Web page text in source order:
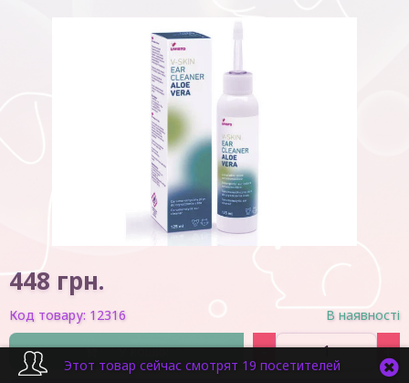
448 грн.
Код товару: 12316 В наявності
У кошик - +
Этот товар сейчас смотрят 19 посетителей